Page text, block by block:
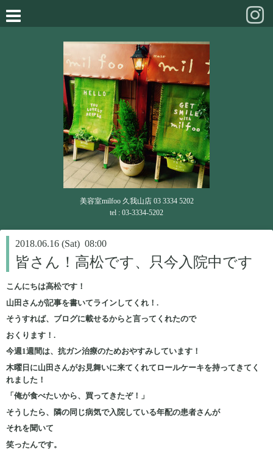
美容室milfoo 久我山店 03 3334 5202
tel : 03-3334-5202
2018.06.16 (Sat) 08:00
皆さん！高松です、只今入院中です
こんにちは高松です！
山田さんが記事を書いてラインしてくれ！.
そうすれば、ブログに載せるからと言ってくれたので
おくります！.
今週1週間は、抗ガン治療のためおやすみしています！
木曜日に山田さんがお見舞いに来てくれてロールケーキを持ってきてく
れました！
「俺が食べたいから、買ってきたぞ！」
そうしたら、隣の同じ病気で入院している年配の患者さんが
それを聞いて
笑ったんです。